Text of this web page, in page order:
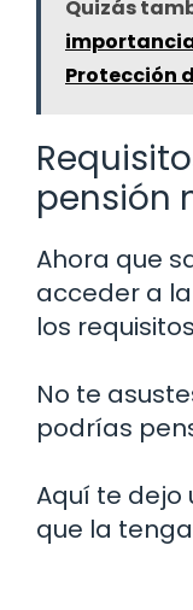
Quizás
Protección
pensión
Ahora que
acceder a
los
No te
podrías
Aquí te dejo
que la